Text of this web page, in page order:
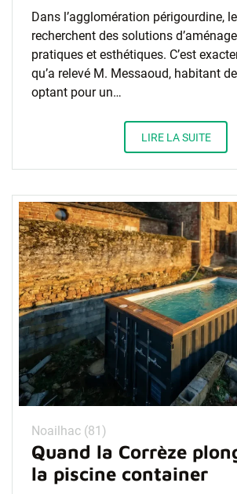
Dans l’agglomération périgourdine,
recherchent des solutions
pratiques et esthétiques. C’est
qu’a relevé M. Messaoud, habitant
optant pour un…
LIRE LA SUITE
Noailhac (81)
Quand la Corrèze
la piscine container